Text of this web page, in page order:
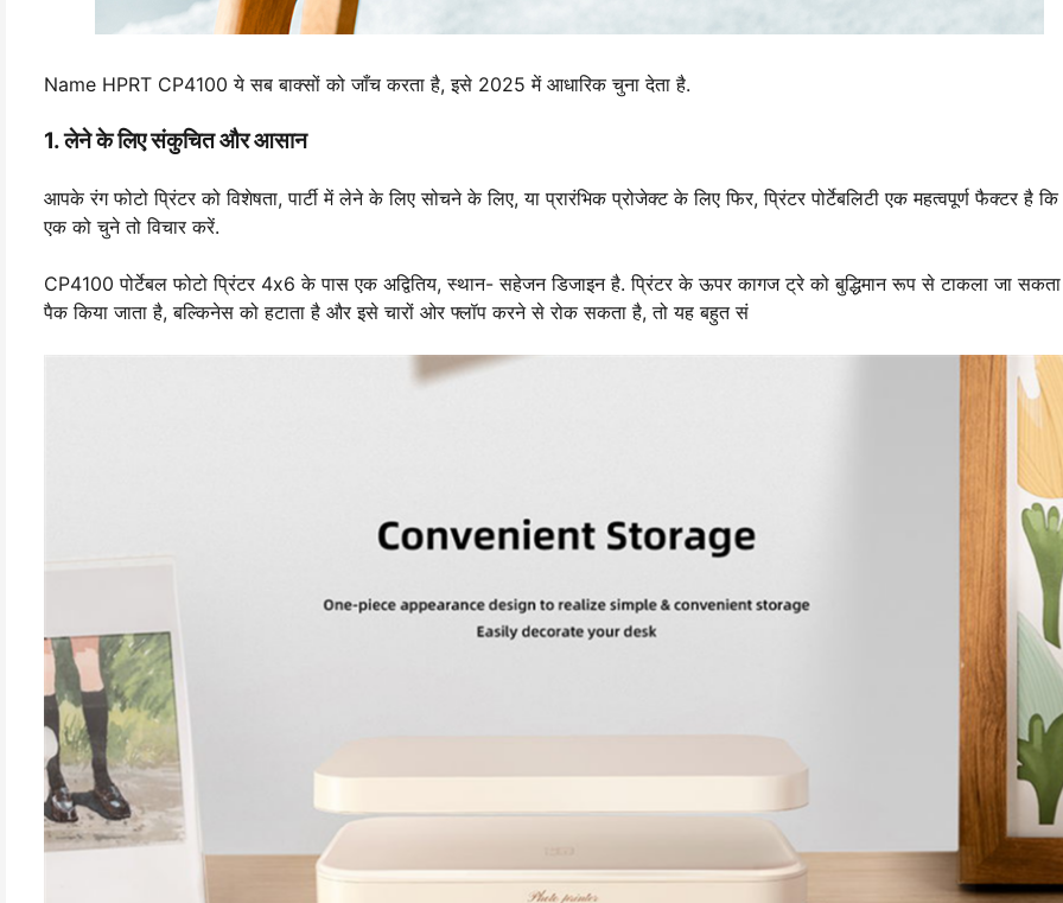
Name HPRT CP4100 ये सब बाक्सों को जाँच करता है, इसे 2025 में आधारिक चुना देता है.
1. लेने के लिए संकुचित और आसान
आपके रंग फोटो प्रिंटर को विशेषता, पार्टी में लेने के लिए सोचने के लिए, या प्रारंभिक प्रोजेक्ट के लिए फिर, प्रिंटर पोर्टेबलिटी एक महत्वपूर्ण फैक्टर है
एक को चुने तो विचार करें.
CP4100 पोर्टेबल फोटो प्रिंटर 4x6 के पास एक अद्वितिय, स्थान- सहेजन डिजाइन है. प्रिंटर के ऊपर कागज ट्रे को बुद्धिमान रूप से टाकला जा
पैक किया जाता है, बल्किनेस को हटाता है और इसे चारों ओर फ्लॉप करने से रोक सकता है, तो यह बहुत सं